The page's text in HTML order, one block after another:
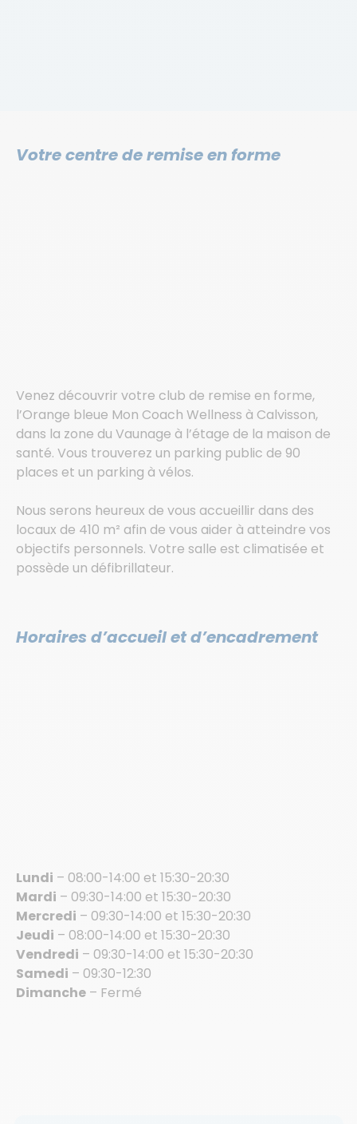
Votre centre de remise en forme
Venez découvrir votre club de remise en forme,
l’Orange bleue Mon Coach Wellness à Calvisson,
dans la zone du Vaunage à l’étage de la maison de
santé. Vous trouverez un parking public de 90
places et un parking à vélos.
Nous serons heureux de vous accueillir dans des
locaux de 410 m² afin de vous aider à atteindre vos
objectifs personnels. Votre salle est climatisée et
possède un défibrillateur.
Horaires d’accueil et d’encadrement
Lundi – 08:00-14:00 et 15:30-20:30
Mardi – 09:30-14:00 et 15:30-20:30
Mercredi – 09:30-14:00 et 15:30-20:30
Jeudi – 08:00-14:00 et 15:30-20:30
Vendredi – 09:30-14:00 et 15:30-20:30
Samedi – 09:30-12:30
Dimanche – Fermé